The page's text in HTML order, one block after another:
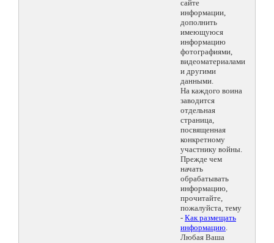
сайте
информации,
дополнить
имеющуюся
информацию
фотографиями,
видеоматериалами
и другими
данными.
На каждого воина
заводится
отдельная
страница,
посвященная
конкретному
участнику войны.
Прежде чем
начать
обрабатывать
информацию,
прочитайте,
пожалуйста, тему
- Как размещать
информацию.
Любая Ваша